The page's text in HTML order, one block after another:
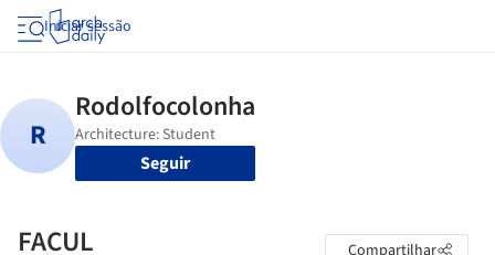
Iniciar sessão
Seguir
FACUL Compartilhar